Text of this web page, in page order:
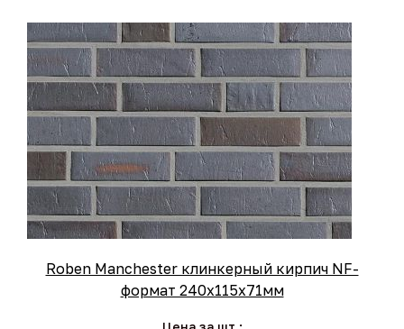
Roben Manchester клинкерный кирпич NF-
формат 240x115x71мм